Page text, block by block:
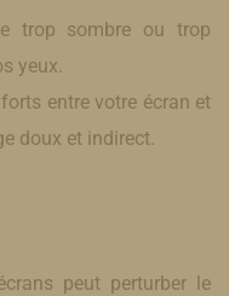
trop sombre ou trop
yeux.
entre votre écran et
doux et indirect.
peut perturber le